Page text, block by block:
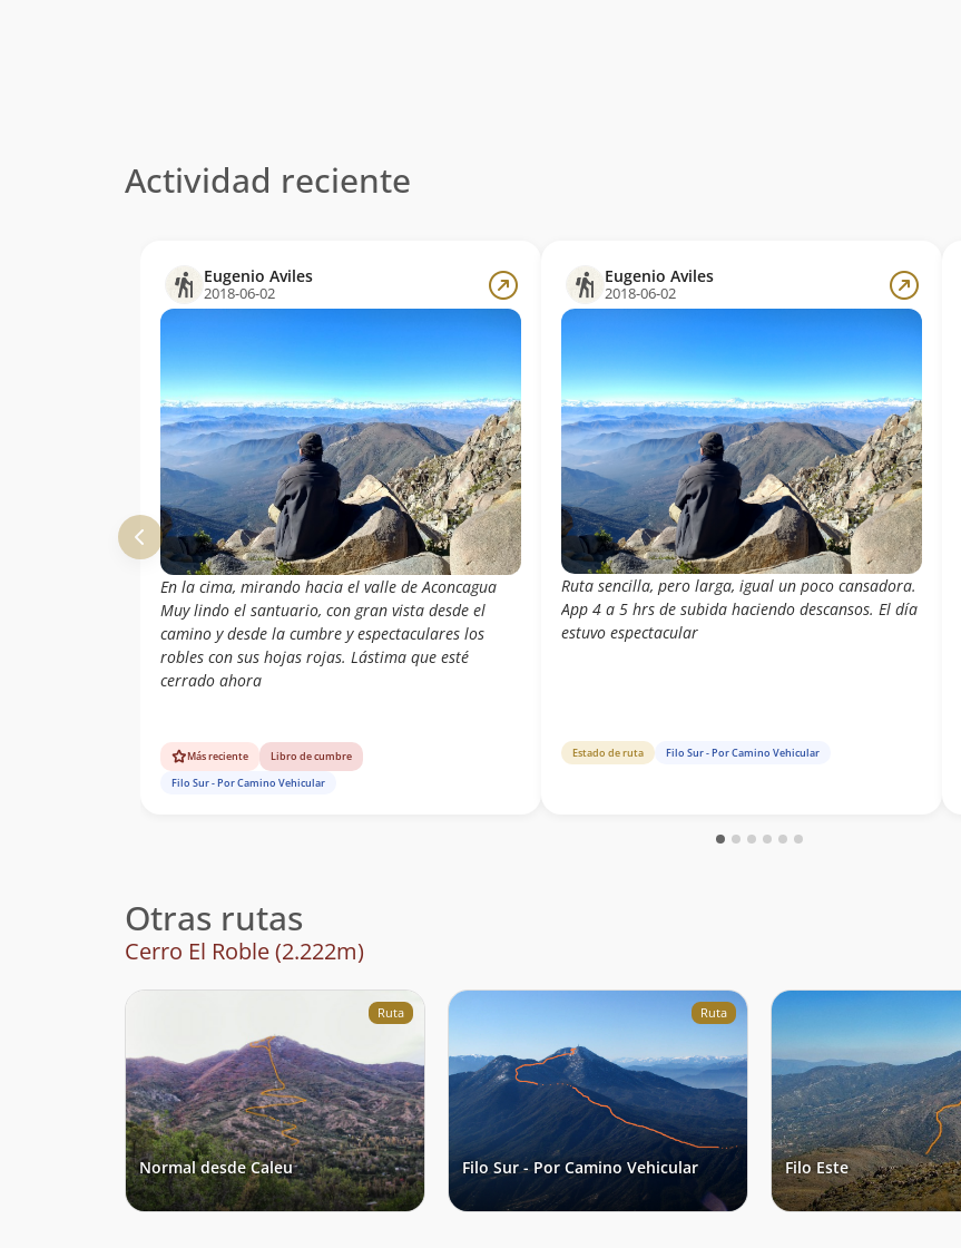
Actividad reciente
Eugenio Aviles
2018-06-02
En la cima, mirando hacia el valle de Aconcagua
Muy lindo el santuario, con gran vista desde el
camino y desde la cumbre y espectaculares los
robles con sus hojas rojas. Lástima que esté
cerrado ahora
Más reciente
Libro de cumbre
Filo Sur - Por Camino Vehicular
Eugenio Aviles
2018-06-02
Ruta sencilla, pero larga, igual un poco cansadora.
App 4 a 5 hrs de subida haciendo descansos. El día
estuvo espectacular
Estado de ruta Filo Sur - Por Camino Vehicular
Otras rutas
Cerro El Roble (2.222m)
Ruta
Normal desde Caleu
Ruta
Filo Sur - Por Camino Vehicular Filo Este